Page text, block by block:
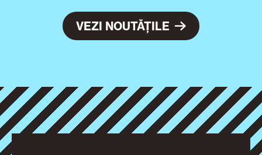
VEZI NOUTĂȚILE